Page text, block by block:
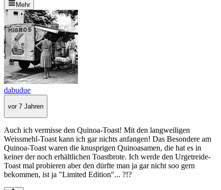
Mehr
dabudue
vor 7 Jahren
Auch ich vermisse den Quinoa-Toast! Mit den langweiligen
Weissmehl-Toast kann ich gar nichts anfangen! Das Besondere am
Quinoa-Toast waren die knusprigen Quinoasamen, die hat es in
keiner der noch erhältlichen Toastbrote. Ich werde den Urgetreide-
Toast mal probieren aber den dürfte man ja gar nicht soo gern
bekommen, ist ja "Limited Edition"... ?!?